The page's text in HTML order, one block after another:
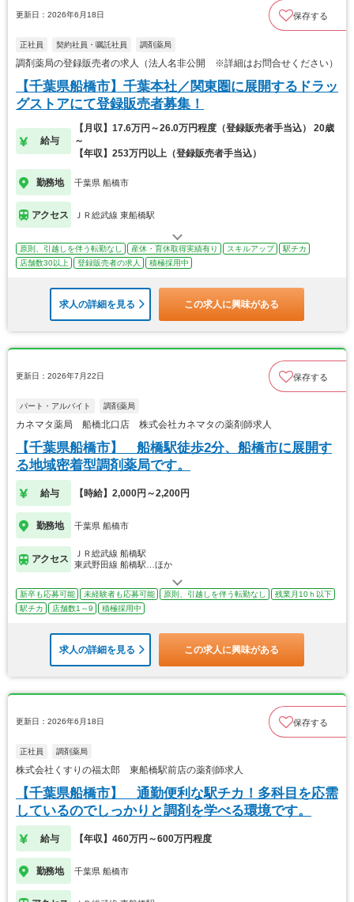
更新日：2026年6月18日 保存する
正社員 契約社員・嘱託社員 調剤薬局
調剤薬局の登録販売者の求人（法人名非公開 ※詳細はお問合せください）
【千葉県船橋市】千葉本社／関東圏に展開するドラッ
グストアにて登録販売者募集！
給与
【月収】17.6万円～26.0万円程度（登録販売者手当込） 20歳
～
【年収】253万円以上（登録販売者手当込）
勤務地 千葉県 船橋市
アクセス ＪＲ総武線 東船橋駅
原則、引越しを伴う転勤なし 産休・育休取得実績有り スキルアップ
駅チカ
店舗数30以上
登録販売者の求人 積極採用中
求人の詳細を見る この求人に興味がある
更新日：2026年7月22日 保存する
パート・アルバイト 調剤薬局
カネマタ薬局 船橋北口店 株式会社カネマタの薬剤師求人
【千葉県船橋市】 船橋駅徒歩2分、船橋市に展開す
る地域密着型調剤薬局です。
給与 【時給】2,000円～2,200円
勤務地 千葉県 船橋市
アクセス
ＪＲ総武線 船橋駅
東武野田線 船橋駅…ほか
新卒も応募可能 未経験者も応募可能 原則、引越しを伴う転勤なし
残業月10ｈ以下
駅チカ
店舗数1～9 積極採用中
求人の詳細を見る この求人に興味がある
更新日：2026年6月18日 保存する
正社員 調剤薬局
株式会社くすりの福太郎 東船橋駅前店の薬剤師求人
【千葉県船橋市】 通勤便利な駅チカ！多科目を応需
しているのでしっかりと調剤を学べる環境です。
給与 【年収】460万円～600万円程度
勤務地 千葉県 船橋市